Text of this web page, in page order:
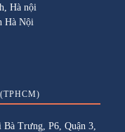
Hà nội
Hà Nội
Trưng, P6, Quận 3,